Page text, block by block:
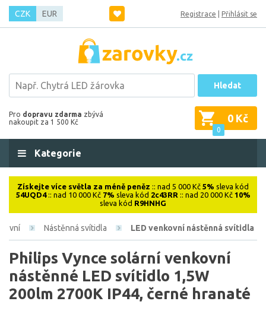
CZK EUR Registrace Přihlásit se
Hledat
Pro dopravu zdarma zbývá
nakoupit za 1 500 Kč
0
0 Kč
Kategorie
Získejte více světla za méně peněz :: nad 5 000 Kč 5% sleva kód
54UQD4:: nad 10 000 Kč 7% sleva kód 2c43RR :: nad 20 000 Kč 10%
sleva kód R9HNHG
Nástěnná svítidla LED venkovní nástěnná svítidla
Philips Vynce solární venkovní
nástěnné LED svítidlo 1,5W
200lm 2700K IP44, černé hranaté